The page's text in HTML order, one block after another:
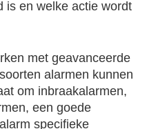
is en welke actie wordt
met geavanceerde
alarmen kunnen
om inbraakalarmen,
een goede
specifieke